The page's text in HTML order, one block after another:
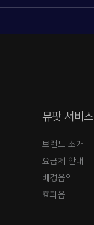
뮤팟 서비스
브랜드 소개
요금제 안내
배경음악
효과음